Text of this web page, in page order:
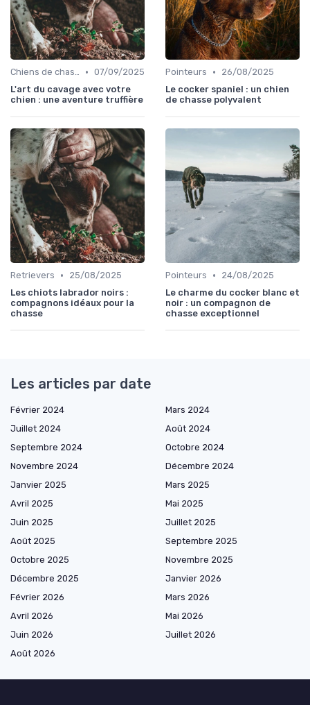
Chiens de chasse au sanglier • 07/09/2025
L'art du cavage avec votre
chien : une aventure truffière
Pointeurs •
26/08/2025
Le cocker spaniel : un chien
de chasse polyvalent
Retrievers •
25/08/2025
Les chiots labrador noirs :
compagnons idéaux pour la
chasse
Pointeurs •
24/08/2025
Le charme du cocker blanc et
noir : un compagnon de
chasse exceptionnel
Les articles par date
Février 2024
Mars 2024
Juillet 2024
Août 2024
Septembre 2024
Octobre 2024
Novembre 2024
Décembre 2024
Janvier 2025
Mars 2025
Avril 2025
Mai 2025
Juin 2025
Juillet 2025
Août 2025
Septembre 2025
Octobre 2025
Novembre 2025
Décembre 2025
Janvier 2026
Février 2026
Mars 2026
Avril 2026
Mai 2026
Juin 2026
Juillet 2026
Août 2026